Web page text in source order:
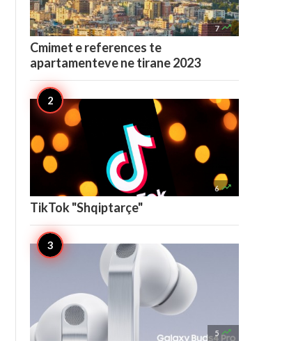
7 
Cmimet e references te
apartamenteve ne tirane 2023
6 
TikTok "Shqiptarçe"
5 